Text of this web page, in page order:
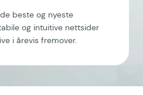
beste og nyeste
og intuitive nettsider
i årevis fremover.